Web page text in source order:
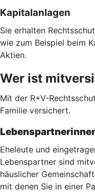
Kapitalanlagen
Sie erhalten
wie zum Beispiel beim
Aktien.
Wer ist
Mit der R+V-
Familie versichert.
Eheleute und
Lebenspartner sind
häuslicher
mit denen Sie in einer